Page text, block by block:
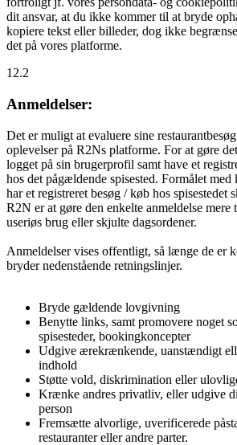
dit ansvar, at du ikke kommer til at bryde
kopiere tekst eller billeder, dog ikke
det på vores platforme.
12.2
Anmeldelser:
Det er muligt at evaluere sine
oplevelser på R2Ns platforme. For at gøre
logget på sin brugerprofil samt have et
hos det pågældende spisested. Formålet med
har et registreret besøg / køb hos spisestedet
R2N er at gøre den enkelte anmeldelse
useriøs brug eller skjulte dagsordener.
Anmeldelser vises offentligt, så længe de er
bryder nedenstående retningslinjer.
Bryde gældende lovgivning
Benytte links, samt promovere noget
spisesteder, bookingkoncepter
Udgive ærekrænkende, uanstændigt
indhold
Støtte vold, diskrimination eller
Krænke andres privatliv, eller udgive
person
Fremsætte alvorlige, uverificerede
restauranter eller andre parter.